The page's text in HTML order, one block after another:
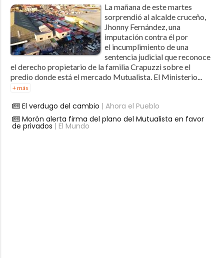
La mañana de este martes
sorprendió al alcalde cruceño,
Jhonny Fernández, una
imputación contra él por
el incumplimiento de una
sentencia judicial que reconoce
el derecho propietario de la familia Crapuzzi sobre el
predio donde está el mercado Mutualista. El Ministerio...
+ más
El verdugo del cambio | Ahora el Pueblo
Morón alerta firma del plano del Mutualista en favor
de privados | El Mundo